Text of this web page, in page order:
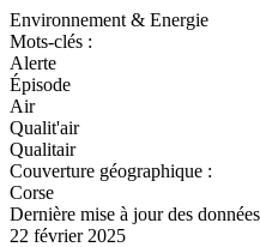
Environnement & Energie
Mots-clés :
Alerte
Épisode
Air
Qualit'air
Qualitair
Couverture géographique :
Corse
Dernière mise à jour des
22 février 2025